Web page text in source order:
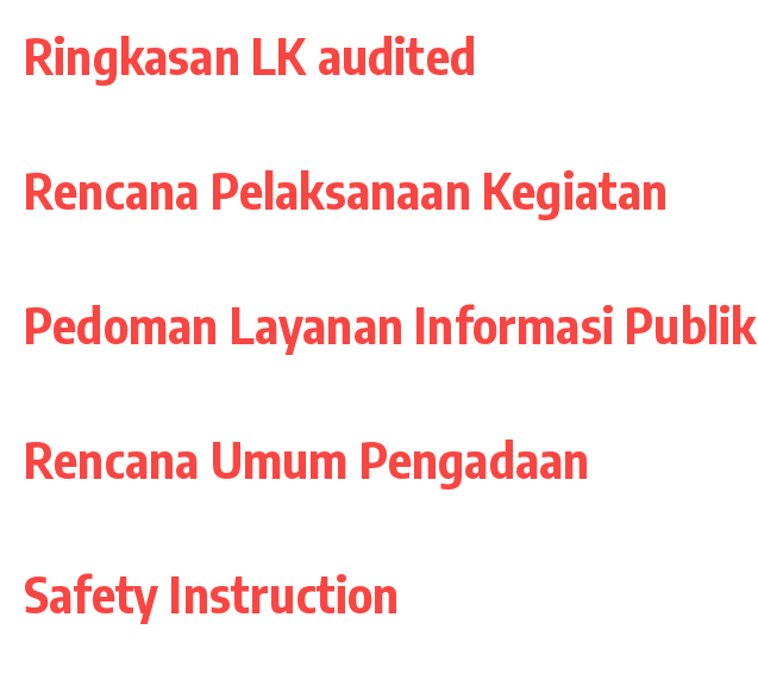
Ringkasan LK audited
Rencana Pelaksanaan Kegiatan
Pedoman Layanan Informasi Publik
Rencana Umum Pengadaan
Safety Instruction